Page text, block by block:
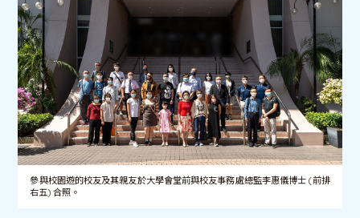
參與校園遊的校友及其親友於大學會堂前與校友事務處總監李惠儀博士 (前排
右五) 合照。